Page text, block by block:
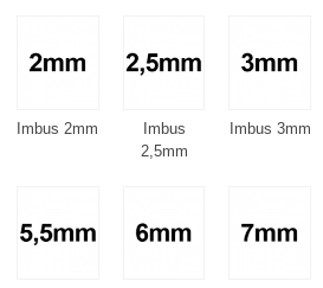
Imbus 2mm
Imbus
2,5mm
Imbus 3mm